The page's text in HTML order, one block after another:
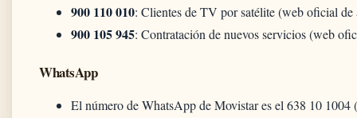
900 110 010: Clientes de TV por satélite (web oficial
900 105 945: Contratación de nuevos servicios (web
WhatsApp
El número de WhatsApp de Movistar es el 638 10